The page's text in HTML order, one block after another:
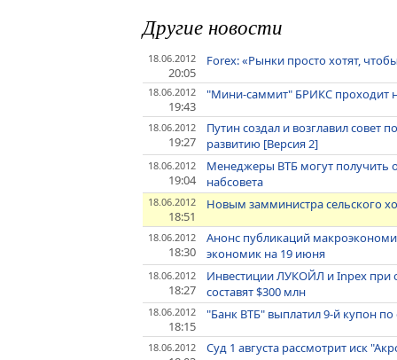
Другие новости
18.06.2012
20:05
Forex: «Рынки просто хотят,
18.06.2012
19:43
"Мини-саммит" БРИКС проходит
18.06.2012
19:27
Путин создал и возглавил
развитию [Версия 2]
18.06.2012
19:04
Менеджеры ВТБ могут получить
набсовета
18.06.2012
18:51
Новым замминистра сельского
18.06.2012
18:30
Анонс публикаций
экономик на 19 июня
18.06.2012
18:27
Инвестиции ЛУКОЙЛ и Inpex при
составят $300 млн
18.06.2012
18:15
"Банк ВТБ" выплатил 9-й купон
18.06.2012
Суд 1 августа рассмотрит иск